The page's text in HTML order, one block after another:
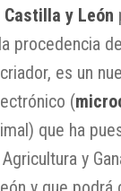
y León
procedencia
es un
(
que ha
y